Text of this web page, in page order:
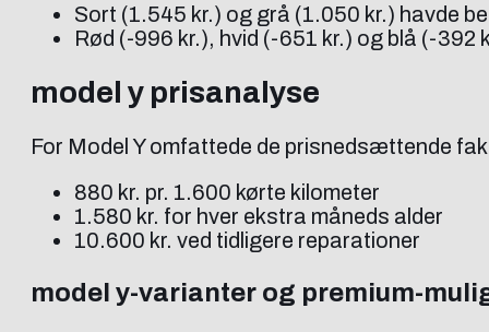
Sort (1.545 kr.) og grå (1.050 kr.) havde
Rød (-996 kr.), hvid (-651 kr.) og blå (-
model y prisanalyse
For Model Y omfattede de prisnedsættende
880 kr. pr. 1.600 kørte kilometer
1.580 kr. for hver ekstra måneds alder
10.600 kr. ved tidligere reparationer
model y-varianter og premium-